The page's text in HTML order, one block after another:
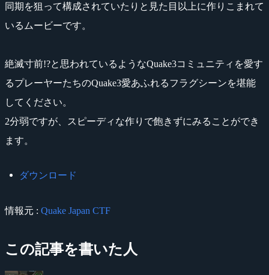
同期を狙って構成されていたりと見た目以上に作りこまれて
いるムービーです。
絶滅寸前!?と思われているようなQuake3コミュニティを愛す
るプレーヤーたちのQuake3愛あふれるフラグシーンを堪能
してください。
2分弱ですが、スピーディな作りで飽きずにみることができ
ます。
ダウンロード
情報元 : Quake Japan CTF
この記事を書いた人